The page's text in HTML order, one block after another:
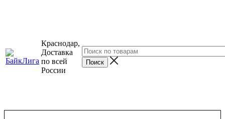
Краснодар,
Доставка
по всей
России